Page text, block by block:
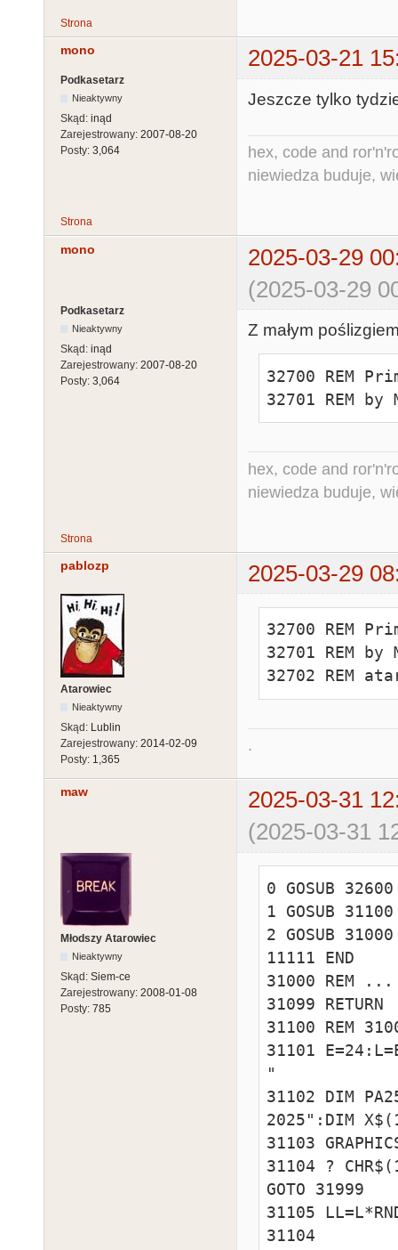
Strona
mono 2025-03-21
Podkasetarz
Nieaktywny
Skąd: inąd
Zarejestrowany: 2007-08-20
Posty: 3,064
Jeszcze tylko
hex, code and
niewiedza buduje,
Strona
mono
2025-03-29
(2025-03-29
Podkasetarz
Nieaktywny
Skąd: inąd
Zarejestrowany: 2007-08-20
Posty: 3,064
Z małym
32700 REM
32701 REM by
hex, code and
niewiedza buduje,
Strona
pablozp 2025-03-29
Atarowiec
Nieaktywny
Skąd: Lublin
Zarejestrowany: 2014-02-09
Posty: 1,365
32700 REM
32701 REM by
32702 REM
.
maw
2025-03-31
(2025-03-31
Młodszy Atarowiec
Nieaktywny
Skąd: Siem-ce
Zarejestrowany: 2008-01-08
Posty: 785
0 GOSUB 32600
1 GOSUB 31100
2 GOSUB 31000
11111 END
31000 REM ...
31099 RETURN
31100 REM
31101
"
31102 DIM
2025":DIM
31103
31104 ?
GOTO 31999
31105
31104